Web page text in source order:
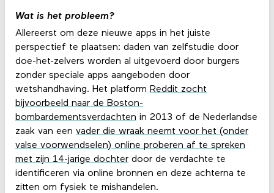
Wat is het probleem?
Allereerst om deze nieuwe apps in het juiste
perspectief te plaatsen: daden van zelfstudie door
doe-het-zelvers worden al uitgevoerd door burgers
zonder speciale apps aangeboden door
wetshandhaving. Het platform Reddit zocht
bijvoorbeeld naar de Boston-
bombardementsverdachten in 2013 of de Nederlandse
zaak van een vader die wraak neemt voor het (onder
valse voorwendselen) online proberen af te spreken
met zijn 14-jarige dochterdoor de verdachte te
identificeren via online bronnen en deze achterna te
zitten om fysiek te mishandelen.